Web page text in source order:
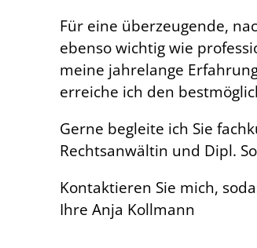
Für eine überzeugende,
ebenso wichtig wie
meine jahrelange
erreiche ich den
Gerne begleite ich Sie
Rechtsanwältin und Dipl.
Kontaktieren Sie mich,
Ihre Anja Kollmann